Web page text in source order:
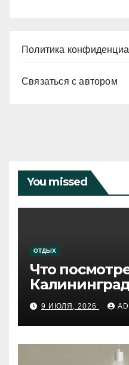
Политика
Связаться с автором
You missed
ОТДЫХ
Что
западному
9 ИЮЛЯ, 2026